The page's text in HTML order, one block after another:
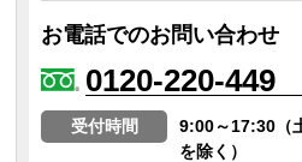
お電話でのお問い合わせ
0120-220-449
受付時間
9:00～17:30（
を除く）